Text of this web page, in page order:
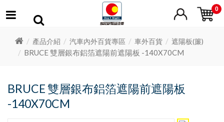
0
產品介紹 汽車內外百貨專區 車外百貨 遮陽板(簾)
BRUCE 雙層銀布鋁箔遮陽前遮陽板 -140X70CM
BRUCE 雙層銀布鋁箔遮陽前遮陽板
-140X70CM